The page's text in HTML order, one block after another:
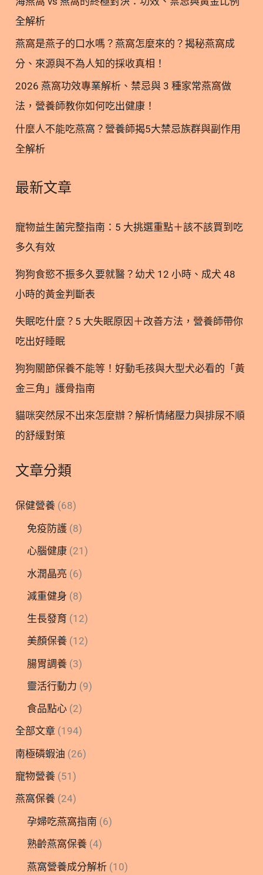
湯罐常見問題 FAQ Q1：機能湯罐可以每天給貓咪吃
罐和補水湯包對於不愛喝水的貓咪真的有幫助嗎？
Q4：腎臟比較脆弱的熟齡貓可以吃嗎？ Q5：一般罐
頭跟機能罐的差別到底在哪裡？ 1. 什麼是機能罐？
為貓咪健康加分的秘密 市面上的貓咪罐頭種類繁多，
類產品保留了傳統罐頭的高適口性與豐富水分，並額
外添加了針對特定健康需求的營養成分。例如，常見
助貓咪在日常飲食中獲得更多支持。 比起單純餵食保
末的毛孩來說，這是一個相對輕鬆且無壓力的保養方
式。只要依照貓咪的身體狀況來挑選，就能在日常生
健領域全解析 挑選貓機能罐時，建議先觀察家中貓咪
最需要加強的健康領域。以下將針對五大常見的保健
需求，為您整理挑選時的觀察重點。 2.1. 腎臟與泌尿
足的水分攝取是維持健康的關鍵之一。針對這類需
求，通常建議選擇磷含量與鈉含量經過控制的配方，
以減少身體的代謝負擔。此外，含有蔓
全解析
燕窩是燕子的口水嗎？燕窩怎麼來的？揭秘燕窩成
分、來源與不為人知的採收真相！
2026 燕窩功效專業解析、禁忌與 3 種家常燕窩做
法，營養師教你如何吃出健康！
什麼人不能吃燕窩？營養師揭5大禁忌族群與副作用
全解析
最新文章
寵物益生菌完整指南：5 大挑選重點＋該不該買到吃
多久有效
狗狗食慾不振多久要就醫？幼犬 12 小時、成犬 48
小時的黃金判斷表
失眠吃什麼？5 大失眠原因＋改善方法，營養師帶你
吃出好睡眠
狗狗關節保養不能等！好動毛孩與大型犬必看的「黃
金三角」護骨指南
貓咪突然尿不出來怎麼辦？解析情緒壓力與排尿不順
的舒緩對策
文章分類
保健營養 (68)
免疫防護 (8)
心腦健康 (21)
水潤晶亮 (6)
減重健身 (8)
生長發育 (12)
美顏保養 (12)
腸胃調養 (3)
靈活行動力 (9)
食品點心 (2)
全部文章 (194)
南極磷蝦油 (26)
寵物營養 (51)
燕窩保養 (24)
孕婦吃燕窩指南 (6)
熟齡燕窩保養 (4)
燕窩營養成分解析 (10)